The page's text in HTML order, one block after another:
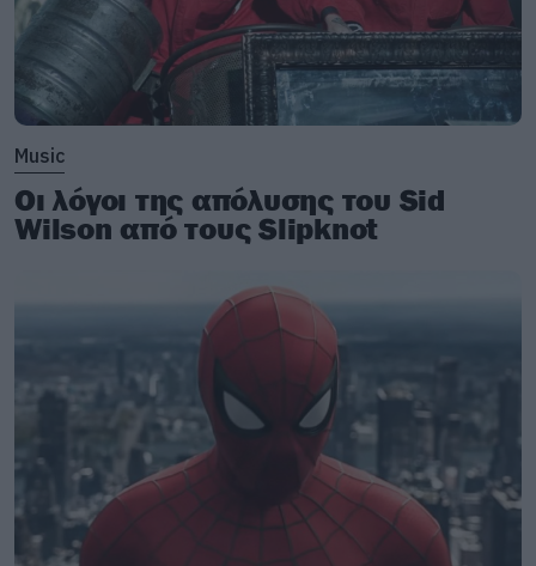
Music
Οι λόγοι της απόλυσης του Sid
Wilson από τους Slipknot